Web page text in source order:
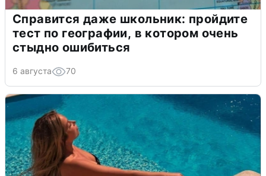
Справится даже школьник: пройдите
тест по географии, в котором очень
стыдно ошибиться
6 августа 70